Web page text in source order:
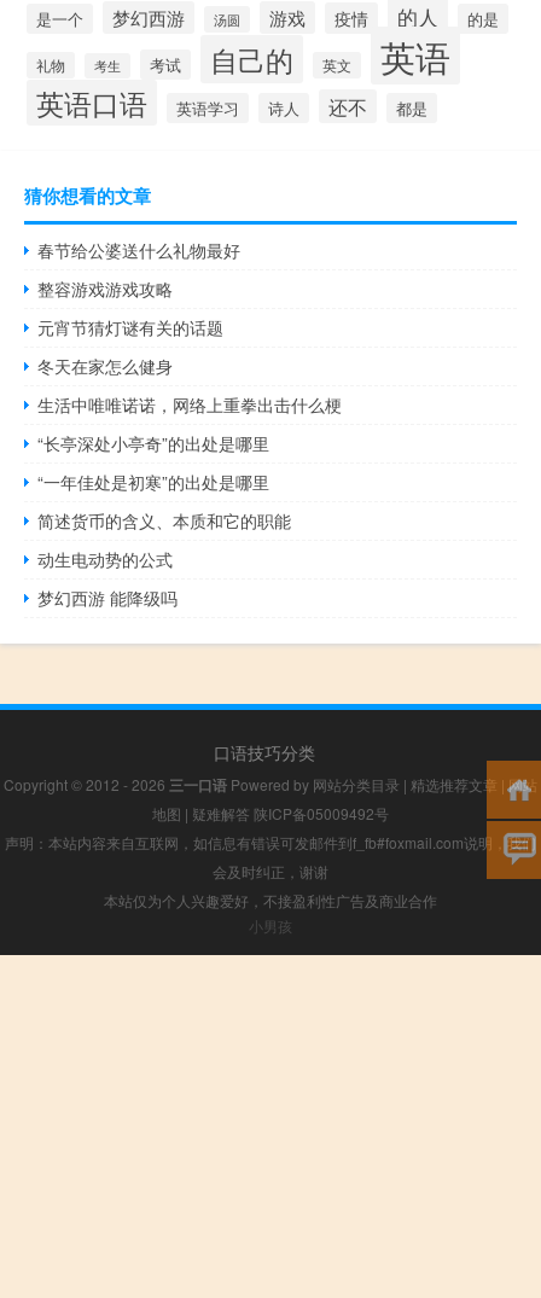
是一个
梦幻西游 汤圆 游戏 疫情 的人 的是
礼物 考生 考试 自己的 英文 英语
英语口语 英语学习 诗人 还不 都是
猜你想看的文章
春节给公婆送什么礼物最好
整容游戏游戏攻略
元宵节猜灯谜有关的话题
冬天在家怎么健身
生活中唯唯诺诺，网络上重拳出击什么梗
“长亭深处小亭奇”的出处是哪里
“一年佳处是初寒”的出处是哪里
简述货币的含义、本质和它的职能
动生电动势的公式
梦幻西游 能降级吗
口语技巧分类
Copyright © 2012 - 2026 三一口语 Powered by 网站分类目录 | 精选推荐文章 |网站
地图 | 疑难解答 陕ICP备05009492号
声明：本站内容来自互联网，如信息有错误可发邮件到f_fb#foxmail.com说明，我们
会及时纠正，谢谢
本站仅为个人兴趣爱好，不接盈利性广告及商业合作
小男孩